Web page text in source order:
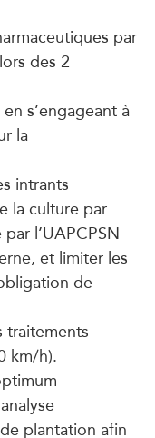
par
des 2
s’engageant à
la
intrants
la culture par
l’UAPCPSN
et limiter les
de
traitements
km/h).
plantation afin